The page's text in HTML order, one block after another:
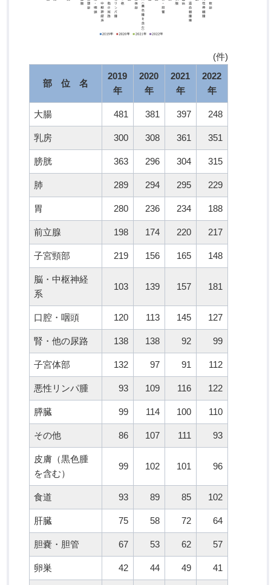
(件)
部 位 名
2019
年
2020
年
2021
年
2022
年
大腸 481 381 397 248
乳房 300 308 361 351
膀胱 363 296 304 315
肺 289 294 295 229
胃 280 236 234 188
前立腺 198 174 220 217
子宮頸部 219 156 165 148
脳・中枢神経
系
103 139 157 181
口腔・咽頭 120 113 145 127
腎・他の尿路 138 138 92 99
子宮体部 132 97 91 112
悪性リンパ腫 93 109 116 122
膵臓 99 114 100 110
その他 86 107 111 93
皮膚（黒色腫
を含む）
99 102 101 96
食道 93 89 85 102
肝臓 75 58 72 64
胆嚢・胆管 67 53 62 57
卵巣 42 44 49 41